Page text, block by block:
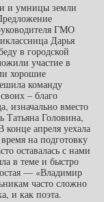
и умницы земли
ГМО
Дарья
в городской
участие в
хорошие
команду
– благо
изначально вместо
Татьяна Головина,
апреля уехала
на подготовку
оставалась с нами
в теме и быстро
— «Владимир
часто сложно
и как поэта.